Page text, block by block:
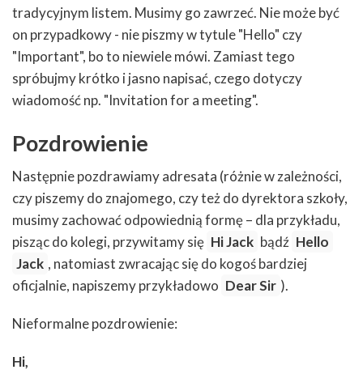
tradycyjnym listem. Musimy go zawrzeć. Nie może być
on przypadkowy - nie piszmy w tytule "Hello" czy
"Important", bo to niewiele mówi. Zamiast tego
spróbujmy krótko i jasno napisać, czego dotyczy
wiadomość np. "Invitation for a meeting".
Pozdrowienie
Następnie pozdrawiamy adresata (różnie w zależności,
czy piszemy do znajomego, czy też do dyrektora szkoły,
musimy zachować odpowiednią formę – dla przykładu,
pisząc do kolegi, przywitamy się Hi Jack bądź Hello
Jack , natomiast zwracając się do kogoś bardziej
oficjalnie, napiszemy przykładowo Dear Sir ).
Nieformalne pozdrowienie:
Hi,